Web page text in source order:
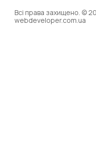
Всі права захищено. ©
webdeveloper.com.ua